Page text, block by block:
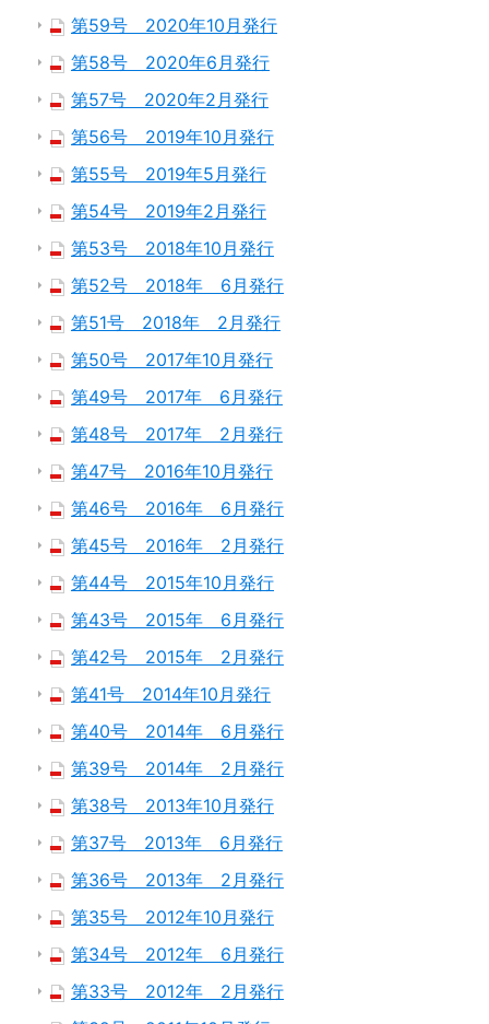
第59号 2020年10月発行
第58号 2020年6月発行
第57号 2020年2月発行
第56号 2019年10月発行
第55号 2019年5月発行
第54号 2019年2月発行
第53号 2018年10月発行
第52号 2018年 6月発行
第51号 2018年 2月発行
第50号 2017年10月発行
第49号 2017年 6月発行
第48号 2017年 2月発行
第47号 2016年10月発行
第46号 2016年 6月発行
第45号 2016年 2月発行
第44号 2015年10月発行
第43号 2015年 6月発行
第42号 2015年 2月発行
第41号 2014年10月発行
第40号 2014年 6月発行
第39号 2014年 2月発行
第38号 2013年10月発行
第37号 2013年 6月発行
第36号 2013年 2月発行
第35号 2012年10月発行
第34号 2012年 6月発行
第33号 2012年 2月発行